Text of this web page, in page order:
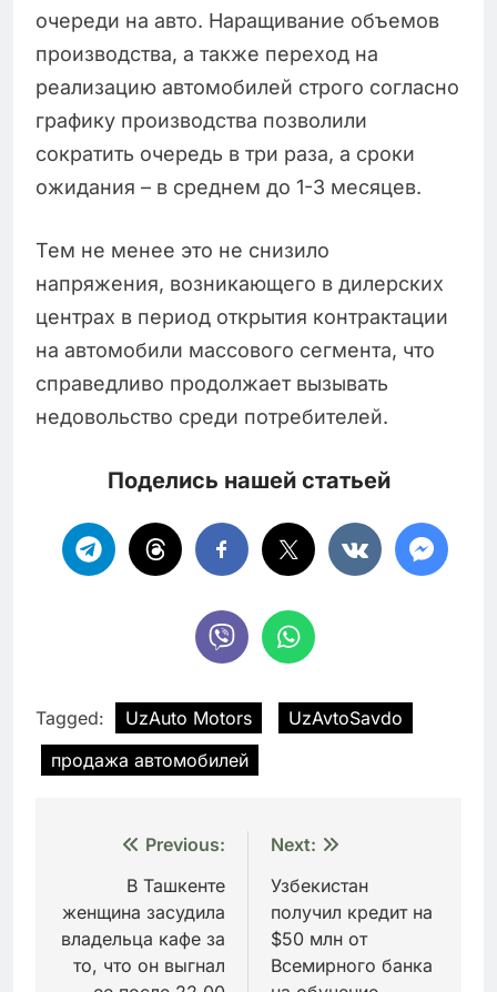
очереди на авто. Наращивание объемов
производства, а также переход на
реализацию автомобилей строго согласно
графику производства позволили
сократить очередь в три раза, а сроки
ожидания – в среднем до 1-3 месяцев.
Тем не менее это не снизило
напряжения, возникающего в дилерских
центрах в период открытия контрактации
на автомобили массового сегмента, что
справедливо продолжает вызывать
недовольство среди потребителей.
Поделись нашей статьей
Tagged: UzAuto Motors
UzAvtoSavdo
продажа автомобилей
Навигация
записям
Previous:
В Ташкенте
женщина засудила
владельца кафе за
то, что он выгнал
Next:
Узбекистан
получил кредит на
$50 млн от
Всемирного банка